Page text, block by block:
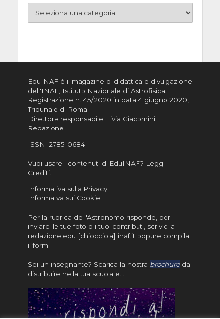
EduINAF è il magazine di didattica e divulgazione
dell'INAF, Istituto Nazionale di Astrofisica.
Registrazione n. 45/2020 in data 4 giugno 2020,
Tribunale di Roma
Direttore responsabile: Livia Giacomini
Redazione
ISSN: 2785-0684
Vuoi usare i contenuti di EduINAF? Leggi i
Crediti.
Informativa sulla Privacy
Informatva sui Cookie
Per la rubrica de l'Astronomo risponde, per
inviarci le tue foto o i tuoi contributi, scrivici a
redazione.edu [chiocciola] inaf.it oppure compila
il form
Sei un insegnante? Scarica la nostra brochureda
distribuire nella tua scuola e…